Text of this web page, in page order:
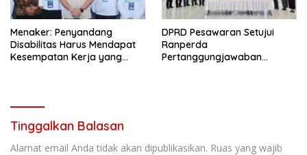
Menaker: Penyandang
Disabilitas Harus Mendapat
Kesempatan Kerja yang
DPRD Pesawaran Setujui
Ranperda
Pertanggungjawaban
Tinggalkan Balasan
Alamat email Anda tidak akan dipublikasikan. Ruas yang wajib